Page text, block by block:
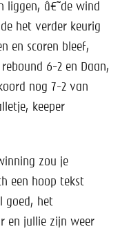
liggen, â€˜de wind
het verder keurig
en scoren bleef,
6-2 en Daan,
nog 7-2 van
keeper
zou je
een hoop tekst
goed, het
en jullie zijn weer